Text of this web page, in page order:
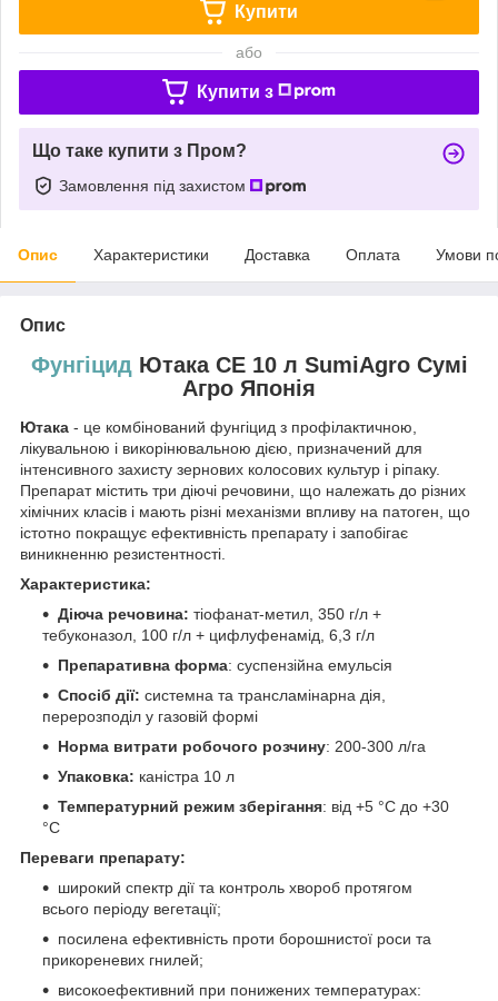
Купити
або
Купити з
Що таке купити з Пром?
Замовлення під захистом
Опис Характеристики Доставка Оплата Умови
Опис
ФунгіцидЮтака СЕ 10 л SumiAgro Сумі
Агро Японія
Ютака - це комбінований фунгіцид з профілактичною,
лікувальною і викорінювальною дією, призначений для
інтенсивного захисту зернових колосових культур і ріпаку.
Препарат містить три діючі речовини, що належать до різних
хімічних класів і мають різні механізми впливу на патоген, що
істотно покращує ефективність препарату і запобігає
виникненню резистентності.
Характеристика:
Діюча речовина: тіофанат-метил, 350 г/л +
тебуконазол, 100 г/л + цифлуфенамід, 6,3 г/л
Препаративна форма: суспензійна емульсія
Спосіб дії: системна та трансламінарна дія,
перерозподіл у газовій формі
Норма витрати робочого розчину: 200-300 л/га
Упаковка: каністра 10 л
Температурний режим зберігання: від +5 °С до +30
°С
Переваги препарату:
широкий спектр дії та контроль хвороб протягом
всього періоду вегетації;
посилена ефективність проти борошнистої роси та
прикореневих гнилей;
високоефективний при понижених температурах: